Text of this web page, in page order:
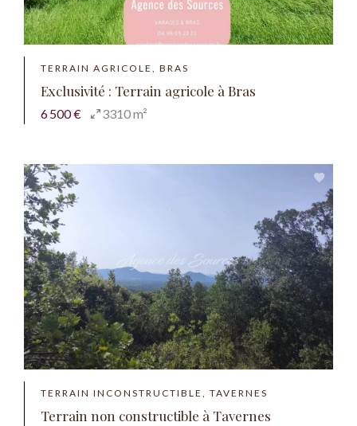
TERRAIN AGRICOLE, BRAS
Exclusivité : Terrain agricole à Bras
6 500 € 3310 m²
TERRAIN INCONSTRUCTIBLE, TAVERNES
Terrain non constructible à Tavernes